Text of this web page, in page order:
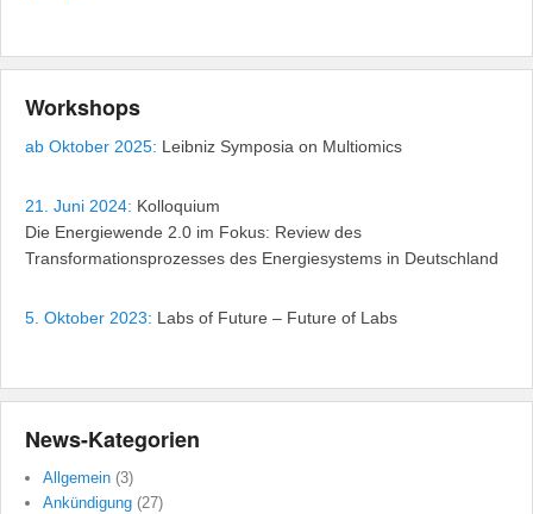
Workshops
ab Oktober 2025: Leibniz Symposia on Multiomics
21. Juni 2024: Kolloquium
Die Energiewende 2.0 im Fokus: Review des
Transformationsprozesses des Energiesystems in Deutschland
5. Oktober 2023: Labs of Future – Future of Labs
News-Kategorien
Allgemein (3)
Ankündigung (27)